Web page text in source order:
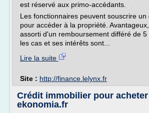
est réservé aux primo-accédants.
Les fonctionnaires peuvent souscrire
pour accéder à la propriété.
assorti d'un remboursement différé de 5
les cas et ses intérêts sont...
Lire la suite
Site : http://finance.lelynx.fr
Crédit immobilier pour
ekonomia.fr